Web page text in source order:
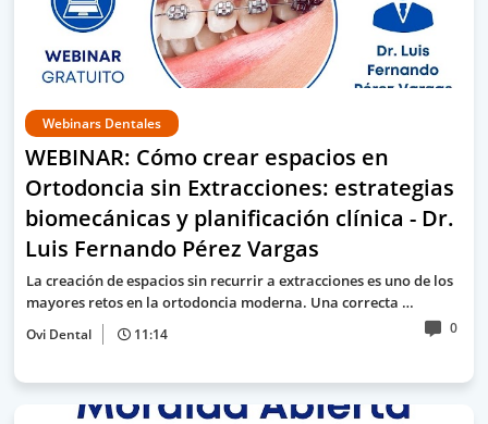
Webinars Dentales
WEBINAR: Cómo crear espacios en
Ortodoncia sin Extracciones: estrategias
biomecánicas y planificación clínica - Dr.
Luis Fernando Pérez Vargas
La creación de espacios sin recurrir a extracciones es uno de los
mayores retos en la ortodoncia moderna. Una correcta …
Ovi Dental 11:14 0